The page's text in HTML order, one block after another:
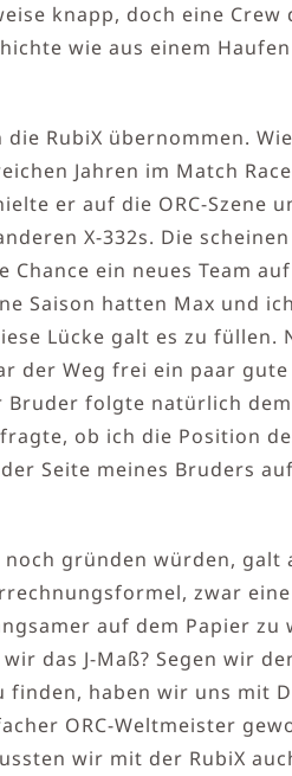
knapp, doch eine
wie aus einem
die RubiX übernommen.
Jahren im Match
er auf die ORC-Szene
X-332s. Die
ein neues Team
Saison hatten Max und
Lücke galt es zu füllen.
der Weg frei ein paar
Bruder folgte natürlich
ob ich die Position
Seite meines Bruders
noch gründen würden,
zwar
auf dem Papier
das J-Maß? Segen wir
finden, haben wir uns
ORC-Weltmeister
wir mit der RubiX